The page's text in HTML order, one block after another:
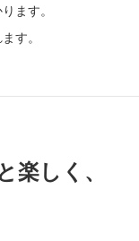
ます。
す。
楽しく、